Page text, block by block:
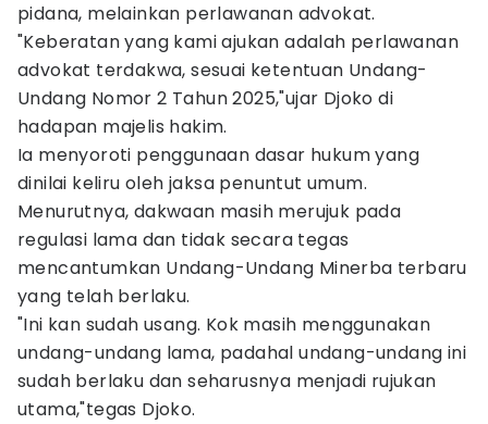
pidana, melainkan perlawanan advokat.
"Keberatan yang kami ajukan adalah perlawanan
advokat terdakwa, sesuai ketentuan Undang-
Undang Nomor 2 Tahun 2025,"ujar Djoko di
hadapan majelis hakim.
Ia menyoroti penggunaan dasar hukum yang
dinilai keliru oleh jaksa penuntut umum.
Menurutnya, dakwaan masih merujuk pada
regulasi lama dan tidak secara tegas
mencantumkan Undang-Undang Minerba terbaru
yang telah berlaku.
"Ini kan sudah usang. Kok masih menggunakan
undang-undang lama, padahal undang-undang ini
sudah berlaku dan seharusnya menjadi rujukan
utama,"tegas Djoko.